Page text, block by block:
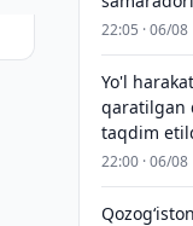
22:05 · 06/08
Yo'l
qaratilgan
taqdim
22:00 · 06/08